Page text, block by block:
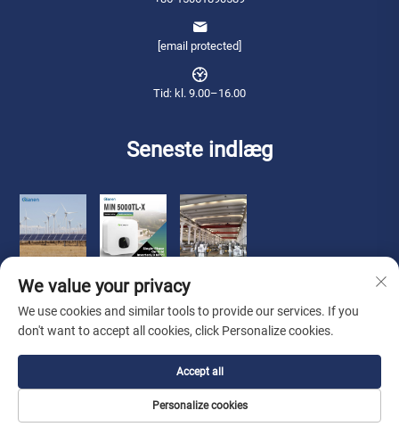
[email protected]
Tid: kl. 9.00–16.00
Seneste indlæg
Copyright © 2026 Qianneng International Trade (wuxi) Co., Ltd. Alle
Om os Kontakt os
We value your privacy
We use cookies and similar tools to provide our services. If you
don't want to accept all cookies, click Personalize cookies.
Personalize cookies
Accept all